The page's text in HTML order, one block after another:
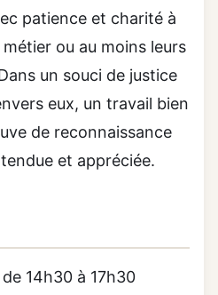
patience et charité à
ou au moins leurs
un souci de justice
eux, un travail bien
de reconnaissance
et appréciée.
14h30 à 17h30